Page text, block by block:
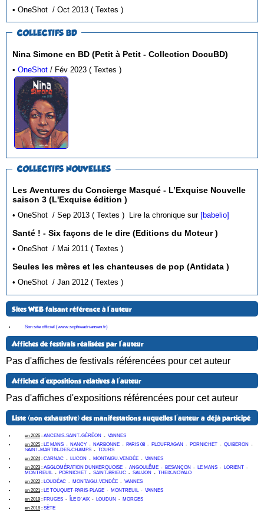
• OneShot / Oct 2013 ( Textes )
COLLECTIFS BD
Nina Simone en BD (Petit à Petit - Collection DocuBD)
•OneShot / Fév 2023 ( Textes )
COLLECTIFS NOUVELLES
Les Aventures du Concierge Masqué - L’Exquise Nouvelle
saison 3 (L'Exquise édition )
• OneShot / Sep 2013 ( Textes ) Lire la chronique sur [babelio]
Santé ! - Six façons de le dire (Editions du Moteur )
• OneShot / Mai 2011 ( Textes )
Seules les mères et les chanteuses de pop (Antidata )
• OneShot / Jan 2012 ( Textes )
Sites WEB faisant référence à l'auteur
Son site officiel (www.sophieadriansen.fr)
Affiches de festivals réalisées par l'auteur
Pas d'affiches de festivals référencées pour cet auteur
Affiches d'expositions relatives à l'auteur
Pas d'affiches d'expositions référencées pour cet auteur
Liste (non exhaustive) des manifestations auquelles l'auteur a déjà participé
en 2026 : ANCENIS-SAINT-GÉRÉON - VANNES
en 2025 : LE MANS - NANCY - NARBONNE - PARIS 08 - PLOUFRAGAN - PORNICHET - QUIBERON -
SAINT-MARTIN-DES-CHAMPS - TOURS
en 2024: CARNAC - LUCON - MONTAIGU-VENDÉE - VANNES
en 2023 : AGGLOMÉRATION DUNKERQUOISE - ANGOULÊME - BESANÇON - LE MANS - LORIENT -
MONTREUIL
- PORNICHET - SAINT-BRIEUC - SAUJON - THEIX-NOYALO
en 2022 : LOUDÉAC - MONTAIGU-VENDÉE - VANNES
en 2021 : LE TOUQUET-PARIS-PLAGE - MONTREUIL - VANNES
en 2019 : FRUGES - ÎLE D´AIX - LOUDUN - MORGES
en 2018 : SÈTE